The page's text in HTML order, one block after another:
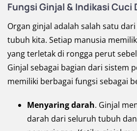
Fungsi Ginjal & Indikasi Cuci
Organ ginjal adalah salah satu
tubuh kita. Setiap manusia
yang terletak di rongga perut
Ginjal sebagai bagian dari sistem
memiliki berbagai fungsi sebagai
Menyaring darah. Ginjal
darah dari seluruh tubuh